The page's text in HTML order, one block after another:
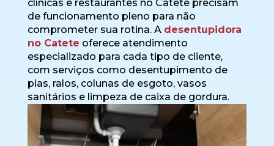
clínicas e restaurantes no Catete precisam
de funcionamento pleno para não
comprometer sua rotina. A desentupidora
no Catete oferece atendimento
especializado para cada tipo de cliente,
com serviços como desentupimento de
pias, ralos, colunas de esgoto, vasos
sanitários e limpeza de caixa de gordura.